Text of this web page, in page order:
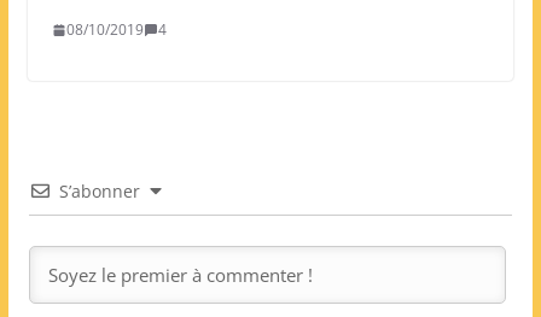
08/10/2019 4
S’abonner